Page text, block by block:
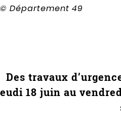
© Département 49
Des travaux
18 juin au